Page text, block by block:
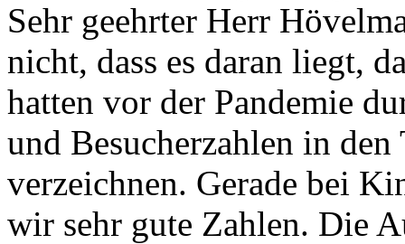
Sehr geehrter Herr
nicht, dass es daran liegt,
hatten vor der Pandemie
und Besucherzahlen in
verzeichnen. Gerade bei
wir sehr gute Zahlen. Die